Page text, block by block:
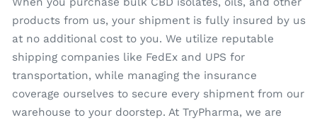
products from us, your shipment is fully insured by us
at no additional cost to you. We utilize reputable
shipping companies like FedEx and UPS for
transportation, while managing the insurance
coverage ourselves to secure every shipment from our
warehouse to your doorstep. At TryPharma, we are